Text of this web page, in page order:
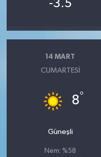
-3.5
14 MART
CUMARTESI
8°
Güneşli
Nem: %58